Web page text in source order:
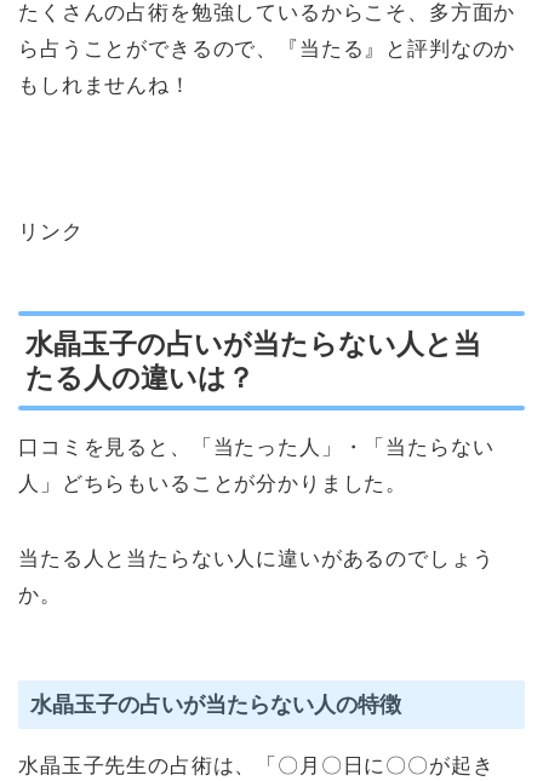
たくさんの占術を勉強しているからこそ、多方面か
ら占うことができるので、『当たる』と評判なのか
もしれませんね！
リンク
水晶玉子の占いが当たらない人と当
たる人の違いは？
口コミを見ると、「当たった人」・「当たらない
人」どちらもいることが分かりました。
当たる人と当たらない人に違いがあるのでしょう
か。
水晶玉子の占いが当たらない人の特徴
水晶玉子先生の占術は、「〇月〇日に〇〇が起き